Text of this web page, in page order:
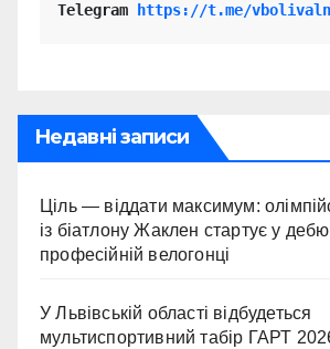
Telegram https://t.me/
Недавні записи
Ціль — віддати максимум:
із біатлону Жаклен стартує у
професійній велогонці
У Львівській області відбудеться
мультиспортивний табір ГАРТ